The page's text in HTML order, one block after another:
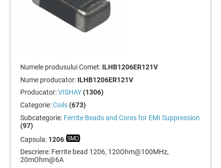
Numele produsului Comet: ILHB1206ER121V
Nume producator: ILHB1206ER121V
Producator:VISHAY (1306)
Categorie:Coils (673)
Subcategorie: Ferrite Beads and Cores for EMI Suppression
(97)
Capsula: 1206
Descriere: Ferrite bead 1206, 120Ohm@100MHz,
20mOhm@6A